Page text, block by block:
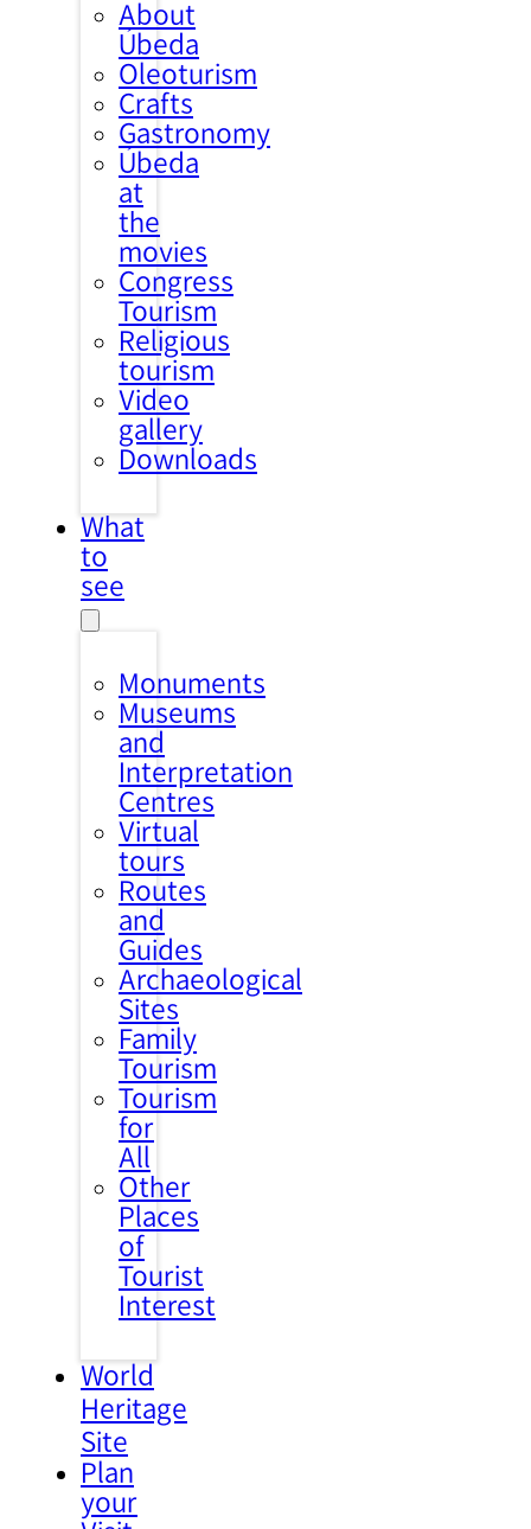
About
Úbeda
Oleoturism
Crafts
Gastronomy
Úbeda
at
the
movies
Congress
Tourism
Religious
tourism
Video
gallery
Downloads
What
to
see
Monuments
Museums
and
Interpretation
Centres
Virtual
tours
Routes
and
Guides
Archaeological
Sites
Family
Tourism
Tourism
for
All
Other
Places
of
Tourist
Interest
World
Heritage
Site
Plan
your